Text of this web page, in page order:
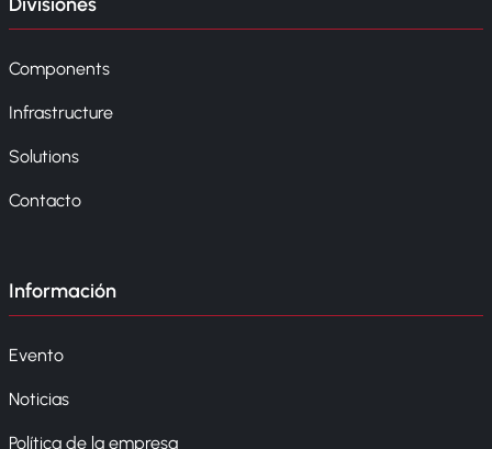
Components
Infrastructure
Solutions
Contacto
Información
Evento
Noticias
Política de la empresa